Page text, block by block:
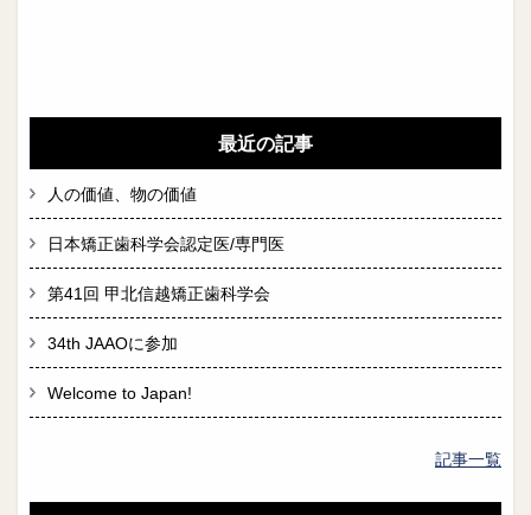
最近の記事
人の価値、物の価値
日本矯正歯科学会認定医/専門医
第41回 甲北信越矯正歯科学会
34th JAAOに参加
Welcome to Japan!
記事一覧